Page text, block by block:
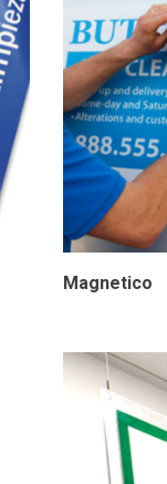
Magnetico